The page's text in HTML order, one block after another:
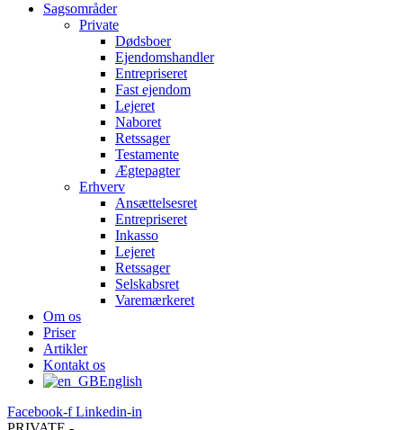
Sagsområder
Private
Dødsboer
Ejendomshandler
Entrepriseret
Fast ejendom
Lejeret
Naboret
Retssager
Testamente
Ægtepagter
Erhverv
Ansættelsesret
Entrepriseret
Inkasso
Lejeret
Retssager
Selskabsret
Varemærkeret
Om os
Priser
Artikler
Kontakt os
English
Facebook-f Linkedin-in